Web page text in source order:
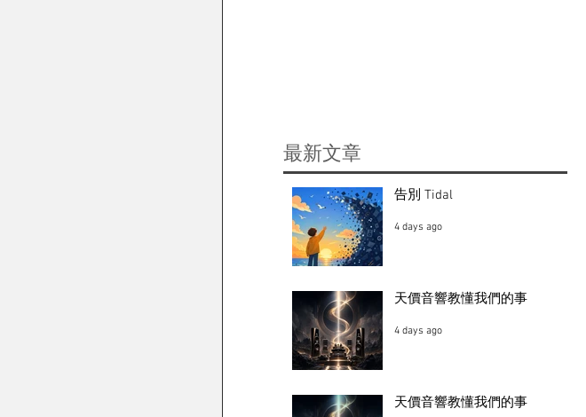
​最新文章
告別 Tidal
4 days ago
天價音響教懂我們的事
4 days ago
天價音響教懂我們的事